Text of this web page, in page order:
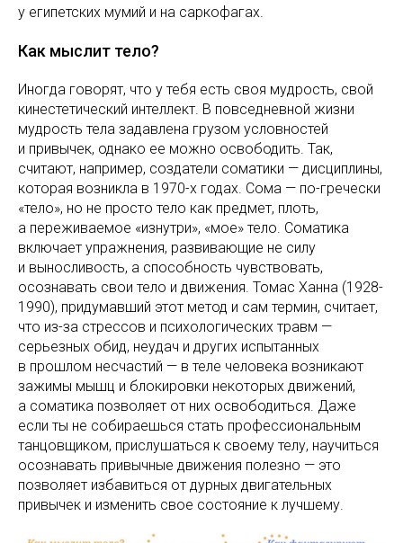
у египетских мумий и на саркофагах.
Как мыслит тело?
Иногда говорят, что у тебя есть своя мудрость, свой
кинестетический интеллект. В повседневной жизни
мудрость тела задавлена грузом условностей
и привычек, однако ее можно освободить. Так,
считают, например, создатели соматики — дисциплины,
которая возникла в 1970-х годах. Сома — по-гречески
«тело», но не просто тело как предмет, плоть,
а переживаемое «изнутри», «мое» тело. Соматика
включает упражнения, развивающие не силу
и выносливость, а способность чувствовать,
осознавать свои тело и движения. Томас Ханна (1928-
1990), придумавший этот метод и сам термин, считает,
что из-за стрессов и психологических травм —
серьезных обид, неудач и других испытанных
в прошлом несчастий — в теле человека возникают
зажимы мышц и блокировки некоторых движений,
а соматика позволяет от них освободиться. Даже
если ты не собираешься стать профессиональным
танцовщиком, прислушаться к своему телу, научиться
осознавать привычные движения полезно — это
позволяет избавиться от дурных двигательных
привычек и изменить свое состояние к лучшему.